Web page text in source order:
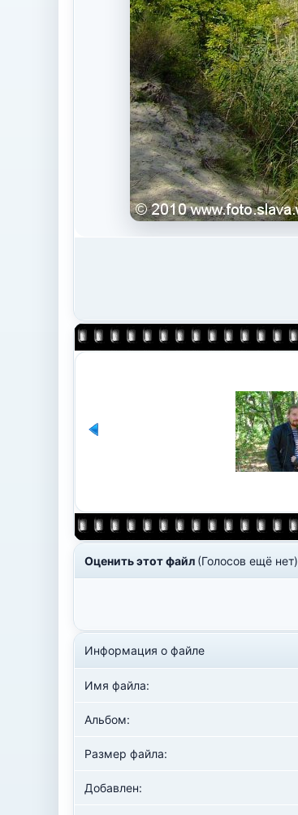
Оценить этот файл (Голосов ещё нет)
Информация о файле
Имя файла:
Альбом:
Размер файла:
Добавлен: